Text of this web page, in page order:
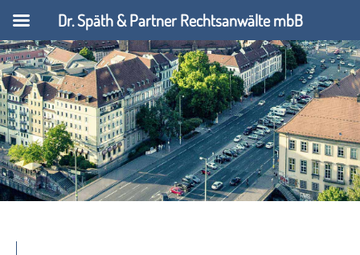
Dr. Späth & Partner Rechtsanwälte mbB